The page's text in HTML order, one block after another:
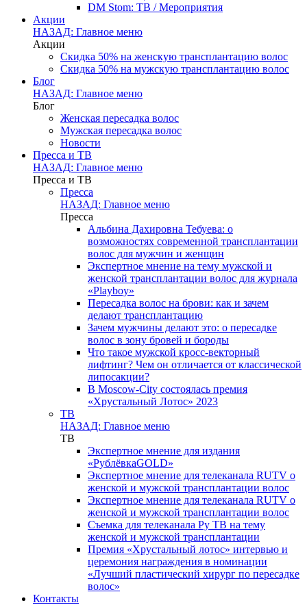
DM Stom: ТВ / Мероприятия
Акции
НАЗАД: Главное меню
Акции
Скидка 50% на женскую трансплантацию волос
Скидка 50% на мужскую трансплантацию волос
Блог
НАЗАД: Главное меню
Блог
Женская пересадка волос
Мужская пересадка волос
Новости
Пресса и ТВ
НАЗАД: Главное меню
Пресса и ТВ
Пресса
НАЗАД: Главное меню
Пресса
Альбина Дахировна Тебуева: о
возможностях современной трансплантации
волос для мужчин и женщин
Экспертное мнение на тему мужской и
женской трансплантации волос для журнала
«Playboy»
Пересадка волос на брови: как и зачем
делают трансплантацию
Зачем мужчины делают это: о пересадке
волос в зону бровей и бороды
Что такое мужской кросс-векторный
лифтинг? Чем он отличается от классической
липосакции?
В Moscow-City состоялась премия
«Хрустальный Лотос» 2023
ТВ
НАЗАД: Главное меню
ТВ
Экспертное мнение для издания
«РублёвкаGOLD»
Экспертное мнение для телеканала RUTV о
женской и мужской трансплантации волос
Экспертное мнение для телеканала RUTV о
женской и мужской трансплантации волос
Съемка для телеканала Ру ТВ на тему
женской и мужской трансплантации
Премия «Хрустальный лотос» интервью и
церемония награждения в номинации
«Лучший пластический хирург по пересадке
волос»
Контакты